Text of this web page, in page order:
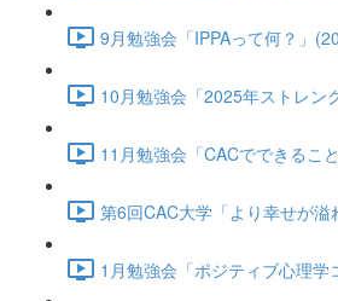
9月勉強会「IPPAって何？」
10月勉強会「2025年ストレン
11月勉強会「CACでできるこ
第6回CAC大学「より幸せが
1月勉強会「ポジティブ心理